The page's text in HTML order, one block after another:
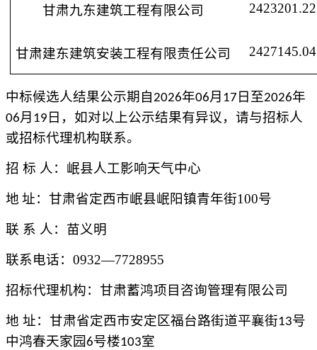
甘肃九东建筑工程有限公司 2423201.22
甘肃建东建筑安装工程有限责任公司 2427145.04
中标候选人结果公示期自2026年06月 17 日至2026年
06月 19 日，如对以上公示结果有异议，请与招标人
或招标代理机构联系。
招 标 人： 岷县人工影响天气中心
地 址：甘肃省定西市岷县岷阳镇青年街100号
联 系 人： 苗义明
联系电话： 0932—7728955
招标代理机构：甘肃蓄鸿项目咨询管理有限公司
地 址：甘肃省定西市安定区福台路街道平襄街13号
中鸿春天家园6号楼103室